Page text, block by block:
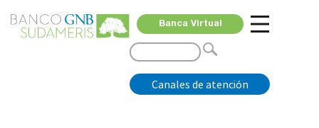
Canales de atención
Banca Virtual